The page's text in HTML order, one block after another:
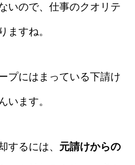
いので、仕事のクオリテ
ますね。
プにはまっている下請け
います。
するには、 元請けからの